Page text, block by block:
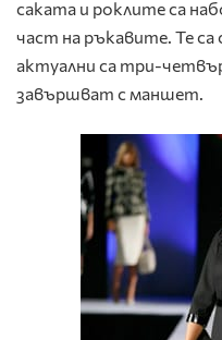
саката и роклите са
част на ръкавите. Те са
актуални са три-
завършват с маншет.